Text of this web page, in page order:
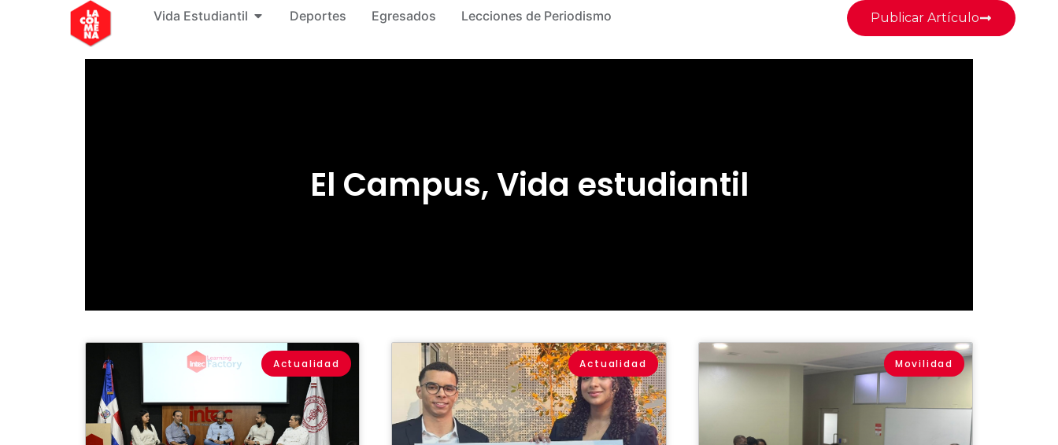
Vida Estudiantil Deportes Egresados Lecciones de Periodismo Publicar Artículo
El Campus,Vida estudiantil
Actualidad Actualidad Movilidad